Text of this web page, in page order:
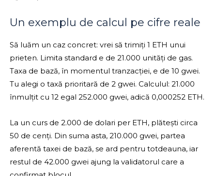
Un exemplu de calcul pe cifre reale
Să luăm un caz concret: vrei să trimiți 1 ETH unui
prieten. Limita standard e de 21.000 unități de gas.
Taxa de bază, în momentul tranzacției, e de 10 gwei.
Tu alegi o taxă prioritară de 2 gwei. Calculul: 21.000
înmulțit cu 12 egal 252.000 gwei, adică 0,000252 ETH.
La un curs de 2.000 de dolari per ETH, plătești circa
50 de cenți. Din suma asta, 210.000 gwei, partea
aferentă taxei de bază, se ard pentru totdeauna, iar
restul de 42.000 gwei ajung la validatorul care a